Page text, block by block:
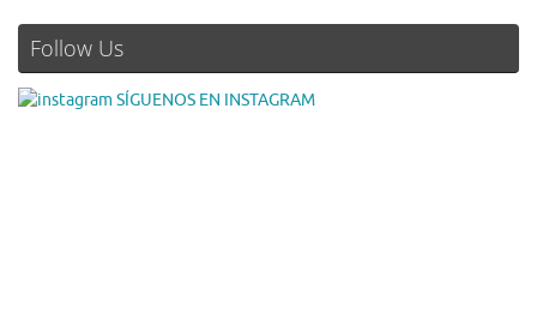
Follow Us
SÍGUENOS EN INSTAGRAM